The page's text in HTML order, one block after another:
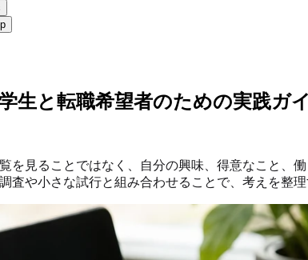
生と転職希望者のための実践ガ
を見ることではなく、自分の興味、得意なこと、
査や小さな試行と組み合わせることで、考えを整理